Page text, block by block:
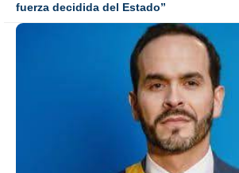
fuerza decidida del Estado”